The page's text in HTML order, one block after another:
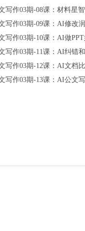
写作03期-08课：材料星
写作03期-09课：AI修改
写作03期-10课：AI做
写作03期-11课：AI纠错
写作03期-12课：AI文档
写作03期-13课：AI公文